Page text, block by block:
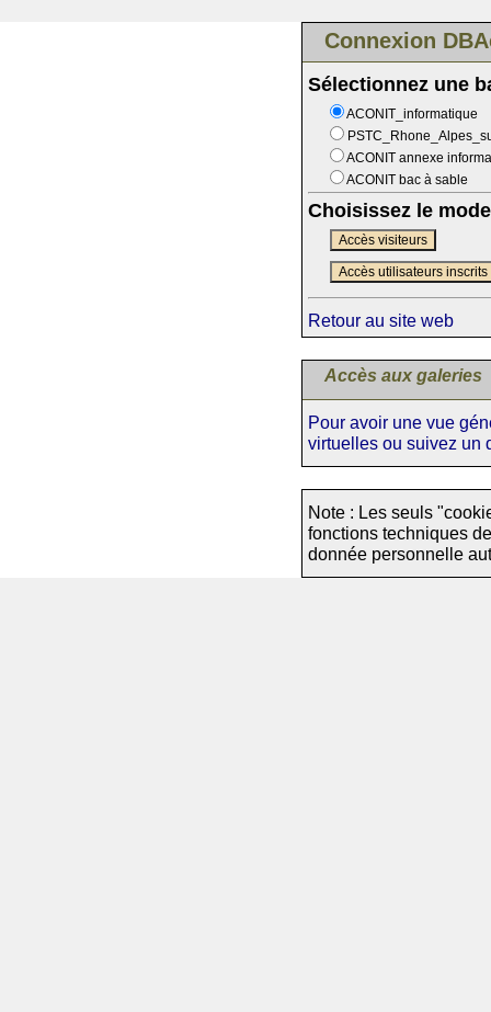
Connexion
Sélectionnez une
ACONIT_informatique
ACONIT annexe
ACONIT bac à sable
Choisissez le
Accès visiteurs
Accès utilisateurs inscrits
Retour au site web
Accès aux galeries
Pour avoir une vue
virtuelles ou suivez un
Note : Les seuls
fonctions techniques
donnée personnelle